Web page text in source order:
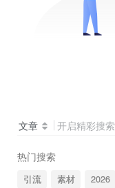
文章 开启精彩搜索
热门搜索
引流 素材 2026